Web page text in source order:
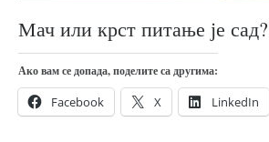
календар српски
азбуки и књиге
Окинава карате
Мач или крст питање је сад?
Ако вам се допада, поделите са другима:
Facebook X LinkedIn